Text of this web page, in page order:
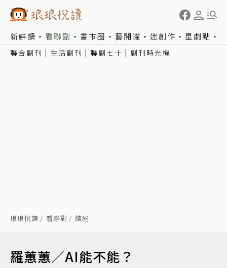
新鮮讀 看聯副 書市圈 藝開罐 迷創作 星劇點
聯合副刊 生活副刊 聯副七十 副刊時光機
琅琅悅讀 看聯副 繽紛
羅蕙蕙／AI能不能？